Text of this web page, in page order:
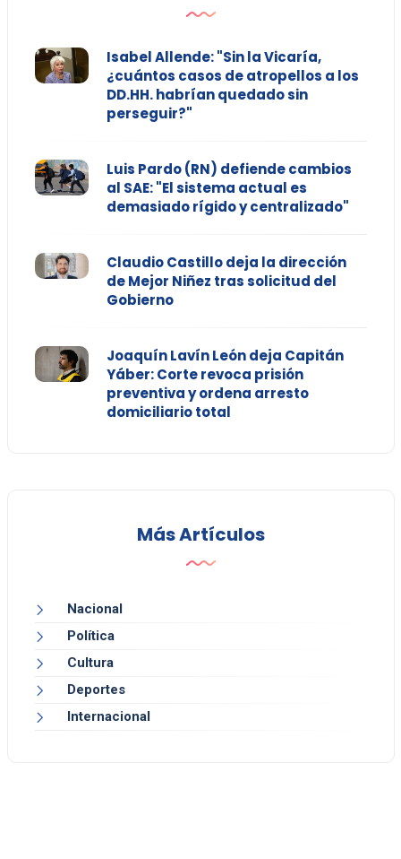
Isabel Allende: "Sin la Vicaría,
¿cuántos casos de atropellos a los
DD.HH. habrían quedado sin
perseguir?"
Luis Pardo (RN) defiende cambios
al SAE: "El sistema actual es
demasiado rígido y centralizado"
Claudio Castillo deja la dirección
de Mejor Niñez tras solicitud del
Gobierno
Joaquín Lavín León deja Capitán
Yáber: Corte revoca prisión
preventiva y ordena arresto
domiciliario total
Más Artículos
Nacional
Política
Cultura
Deportes
Internacional